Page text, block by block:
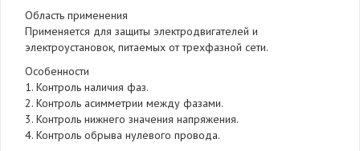
Область применения
Применяется для защиты электродвигателей и
электроустановок, питаемых от трехфазной сети.
Особенности
1. Контроль наличия фаз.
2. Контроль асимметрии между фазами.
3. Контроль нижнего значения напряжения.
4. Контроль обрыва нулевого провода.